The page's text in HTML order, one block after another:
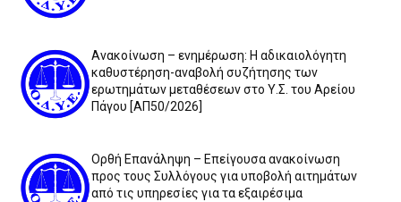
Ανακοίνωση – ενημέρωση: Η αδικαιολόγητη
καθυστέρηση-αναβολή συζήτησης των
ερωτημάτων μεταθέσεων στο Υ.Σ. του Αρείου
Πάγου [ΑΠ50/2026]
Ορθή Επανάληψη – Επείγουσα ανακοίνωση
προς τους Συλλόγους για υποβολή αιτημάτων
από τις υπηρεσίες για τα εξαιρέσιμα